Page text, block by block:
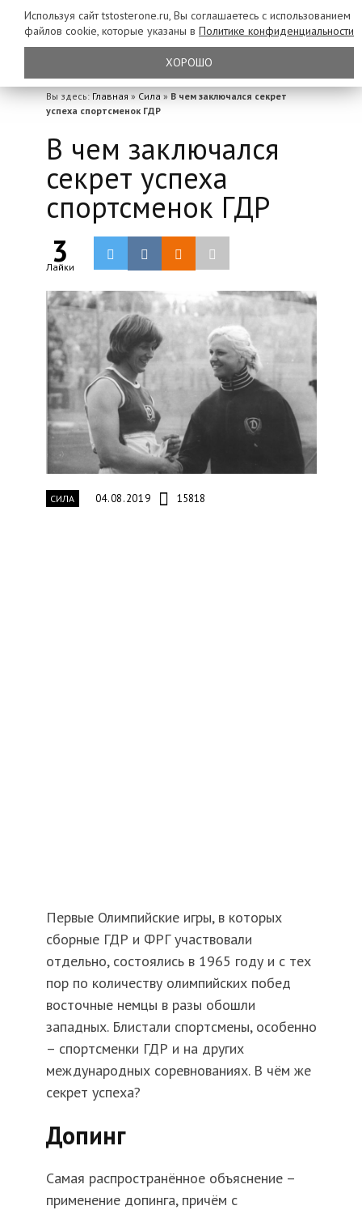
Вы здесь: Главная » Сила » В чем заключался секрет
успеха спортсменок ГДР
В чем заключался
секрет успеха
спортсменок ГДР
3
Лайки
СИЛА 04.08.2019 15818
Первые Олимпийские игры, в которых
сборные ГДР и ФРГ участвовали
отдельно, состоялись в 1965 году и с тех
пор по количеству олимпийских побед
восточные немцы в разы обошли
западных. Блистали спортсмены, особенно
– спортсменки ГДР и на других
международных соревнованиях. В чём же
секрет успеха?
Допинг
Самая распространённое объяснение –
применение допинга, причём с
Используя сайт tstosterone.ru, Вы соглашаетесь с использованием
файлов cookie, которые указаны в Политике конфиденциальности
ХОРОШО